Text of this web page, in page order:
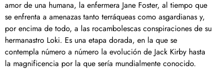
amor de una humana, la enfermera Jane Foster, al tiempo que
se enfrenta a amenazas tanto terráqueas como asgardianas y,
por encima de todo, a las rocambolescas conspiraciones de su
hermanastro Loki. Es una etapa dorada, en la que se
contempla número a número la evolución de Jack Kirby hasta
la magnificencia por la que sería mundialmente conocido.